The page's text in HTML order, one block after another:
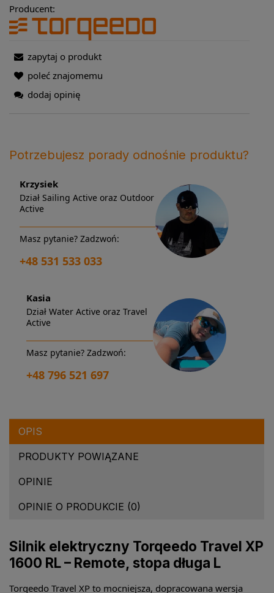
Producent:
zapytaj o produkt
poleć znajomemu
dodaj opinię
Potrzebujesz porady odnośnie produktu?
Krzysiek
Dział Sailing Active oraz Outdoor
Active
Masz pytanie? Zadzwoń:
+48 531 533 033
Kasia
Dział Water Active oraz Travel
Active
Masz pytanie? Zadzwoń:
+48 796 521 697
OPIS
PRODUKTY POWIĄZANE
OPINIE
OPINIE O PRODUKCIE (0)
Silnik elektryczny Torqeedo Travel XP
1600 RL – Remote, stopa długa L
Torqeedo Travel XP to mocniejsza, dopracowana wersja